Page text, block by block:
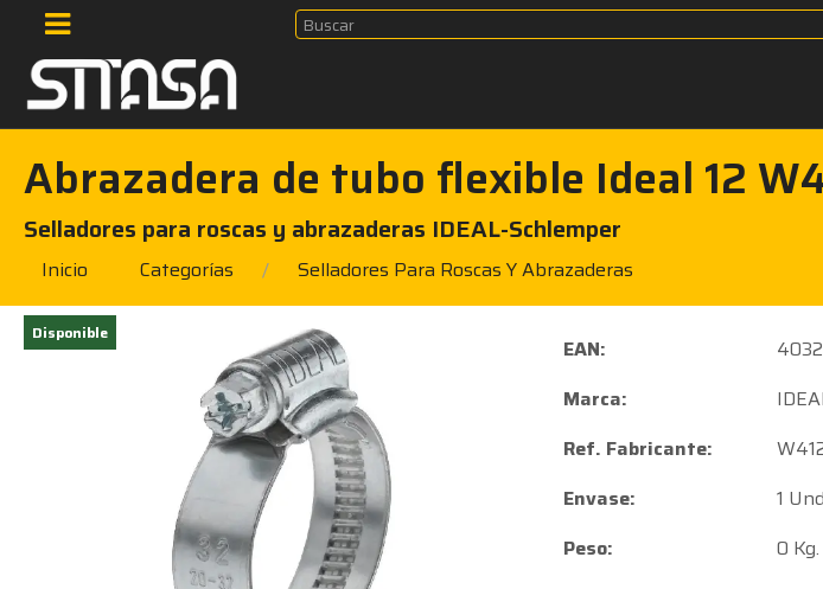
Abrazadera de tubo flexible Ideal 12
Selladores para roscas y abrazaderas IDEAL-Schlemper
Inicio Categorías Selladores Para Roscas Y Abrazaderas
Disponible
EAN:
Marca:
Ref. Fabricante:
Envase:
1
Peso:
0 Kg.